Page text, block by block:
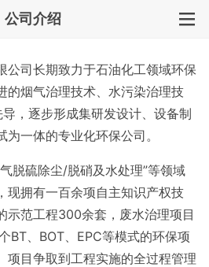
公司介绍
公司长期致力于石油化工领域环保
的烟气治理技术、水污染治理技
，逐步形成集研发设计、设备制
一体的专业化环保公司。
脱硫除尘/脱硝及水处理”等领域
现拥有一百余项自主知识产权技
示范工程300余套，废水治理项目
BT、BOT、EPC等模式的环保项
项目争取到工程实施的全过程管理